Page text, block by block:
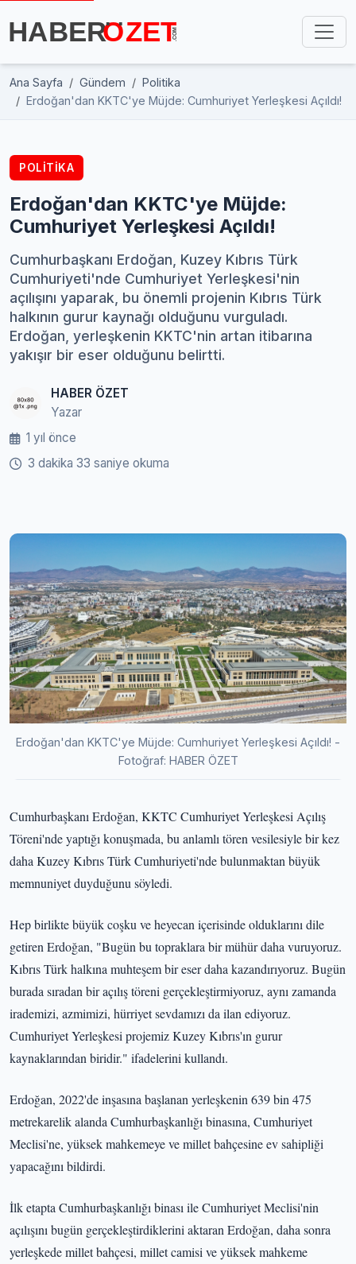
Ana Sayfa Gündem
Politika
Erdoğan'dan KKTC'ye Müjde: Cumhuriyet Yerleşkesi Açıldı!
POLITIKA
Erdoğan'dan KKTC'ye Müjde:
Cumhuriyet Yerleşkesi Açıldı!
Cumhurbaşkanı Erdoğan, Kuzey Kıbrıs Türk
Cumhuriyeti'nde Cumhuriyet Yerleşkesi'nin
açılışını yaparak, bu önemli projenin Kıbrıs Türk
halkının gurur kaynağı olduğunu vurguladı.
Erdoğan, yerleşkenin KKTC'nin artan itibarına
yakışır bir eser olduğunu belirtti.
HABER ÖZET
Yazar
1 yıl önce
3 dakika 33 saniye okuma
Erdoğan'dan KKTC'ye Müjde: Cumhuriyet Yerleşkesi Açıldı! -
Fotoğraf: HABER ÖZET
Cumhurbaşkanı Erdoğan, KKTC Cumhuriyet Yerleşkesi Açılış
Töreni'nde yaptığı konuşmada, bu anlamlı tören vesilesiyle bir kez
daha Kuzey Kıbrıs Türk Cumhuriyeti'nde bulunmaktan büyük
memnuniyet duyduğunu söyledi.
Hep birlikte büyük coşku ve heyecan içerisinde olduklarını dile
getiren Erdoğan, "Bugün bu topraklara bir mühür daha vuruyoruz.
Kıbrıs Türk halkına muhteşem bir eser daha kazandırıyoruz. Bugün
burada sıradan bir açılış töreni gerçekleştirmiyoruz, aynı zamanda
irademizi, azmimizi, hürriyet sevdamızı da ilan ediyoruz.
Cumhuriyet Yerleşkesi projemiz Kuzey Kıbrıs'ın gurur
kaynaklarından biridir." ifadelerini kullandı.
Erdoğan, 2022'de inşasına başlanan yerleşkenin 639 bin 475
metrekarelik alanda Cumhurbaşkanlığı binasına, Cumhuriyet
Meclisi'ne, yüksek mahkemeye ve millet bahçesine ev sahipliği
yapacağını bildirdi.
İlk etapta Cumhurbaşkanlığı binası ile Cumhuriyet Meclisi'nin
açılışını bugün gerçekleştirdiklerini aktaran Erdoğan, daha sonra
yerleşkede millet bahçesi, millet camisi ve yüksek mahkeme